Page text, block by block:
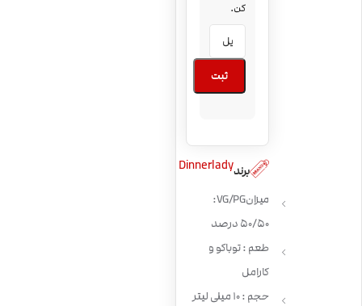
کن.
ثبت
برندDinnerlady
میزان VG/PG:
50/50 درصد
طعم : توباکو و
کارامل
حجم : 10 میلی لیتر